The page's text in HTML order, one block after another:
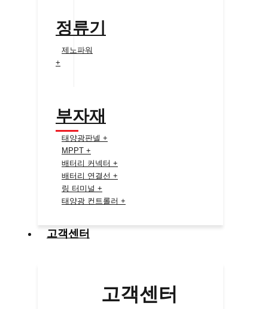
정류기
제노파워
+
부자재
태양광판넬 +
MPPT +
배터리 커넥터 +
배터리 연결선 +
링 터미널 +
태양광 컨트롤러 +
고객센터
고객센터